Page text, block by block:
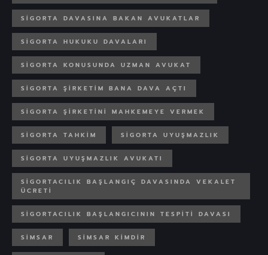
SIGORTA DAVASINA BAKAN AVUKATLAR
SIGORTA HUKUKU DAVALARI
SIGORTA KONUSUNDA UZMAN AVUKAT
SIGORTA ŞIRKETIM BANA DAVA AÇTI
SIGORTA ŞIRKETINI MAHKEMEYE VERMEK
SIGORTA TAHKIM SIGORTA UYUŞMAZLIK
SIGORTA UYUŞMAZLIK AVUKATI
SIGORTACILIK BAŞLANGIÇ DAVASINDA VEKALET
ÜCRETI
SIGORTACILIK BAŞLANGICININ TESPITI DAVASI
SIMSAR SIMSAR KIMDIR